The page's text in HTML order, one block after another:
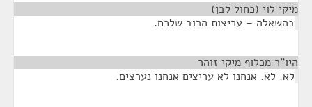
מיקי לוי (כחול לבן)
בהשאלה – עריצות הרוב שלכם.
היו"ר מכלוף מיקי זוהר
לא. לא. אנחנו לא עריצים אנחנו נערצים.